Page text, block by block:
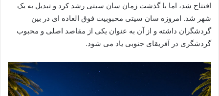
افتتاح شد، اما با گذشت زمان سان سیتی رشد کرد و تبدیل به یک
شهر شد. امروزه سان سیتی محبوبیت فوق ‌العاده ای در بین
گردشگران داشته و از آن به عنوان یکی از مقاصد اصلی و محبوب
گردشگری در آفریقای جنوبی یاد می شود.